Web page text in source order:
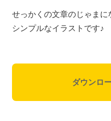
せっかくの文章のじゃま
シンプルなイラストです♪
ダウンロ